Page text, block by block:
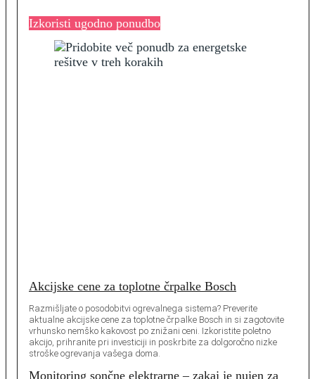
Izkoristi ugodno ponudbo
Akcijske cene za toplotne črpalke Bosch
Razmišljate o posodobitvi ogrevalnega sistema? Preverite
aktualne akcijske cene za toplotne črpalke Bosch in si zagotovite
vrhunsko nemško kakovost po znižani ceni. Izkoristite poletno
akcijo, prihranite pri investiciji in poskrbite za dolgoročno nizke
stroške ogrevanja vašega doma.
Monitoring sončne elektrarne – zakaj je nujen za